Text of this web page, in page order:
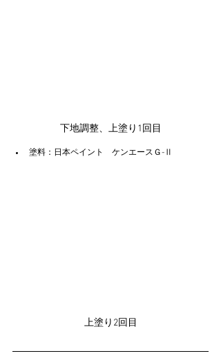
下地調整、上塗り1回目
塗料：日本ペイント　ケンエースＧ-Ⅱ
上塗り2回目